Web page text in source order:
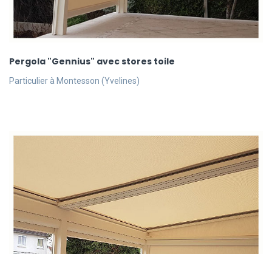
Pergola "Gennius" avec stores toile
Particulier à Montesson (Yvelines)